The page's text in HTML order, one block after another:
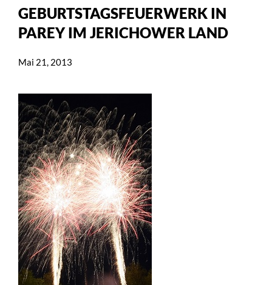
GEBURTSTAGSFEUERWERK IN
PAREY IM JERICHOWER LAND
Mai 21, 2013